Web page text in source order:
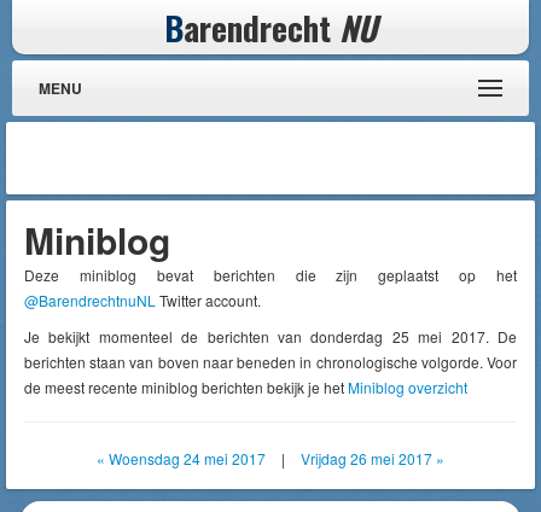
Barendrecht NU
MENU
Miniblog
Deze miniblog bevat berichten die zijn geplaatst op het
@BarendrechtnuNL Twitter account.
Je bekijkt momenteel de berichten van donderdag 25 mei 2017. De
berichten staan van boven naar beneden in chronologische volgorde. Voor
de meest recente miniblog berichten bekijk je hetMiniblog overzicht
« Woensdag 24 mei 2017 | Vrijdag 26 mei 2017 »